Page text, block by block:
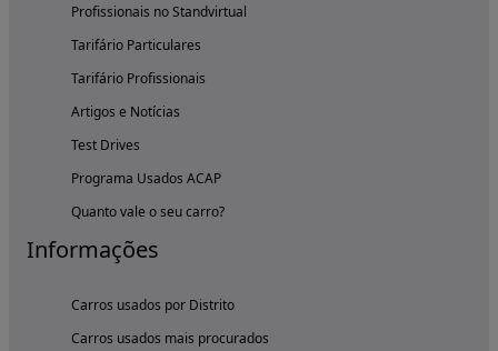
Profissionais no Standvirtual
Tarifário Particulares
Tarifário Profissionais
Artigos e Notícias
Test Drives
Programa Usados ACAP
Quanto vale o seu carro?
Informações
Carros usados por Distrito
Carros usados mais procurados